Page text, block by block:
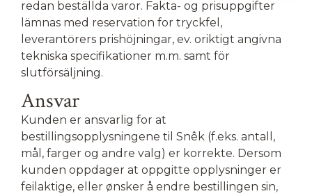
redan beställda varor. Fakta- og prisuppgifter
lämnas med reservation for tryckfel,
leverantörers prishöjningar, ev. oriktigt angivna
tekniska specifikationer m.m. samt för
slutförsäljning.
Ansvar
Kunden er ansvarlig for at
bestillingsopplysningene til Snêk (f.eks. antall,
mål, farger og andre valg) er korrekte. Dersom
kunden oppdager at oppgitte opplysninger er
feilaktige, eller ønsker å endre bestillingen sin,